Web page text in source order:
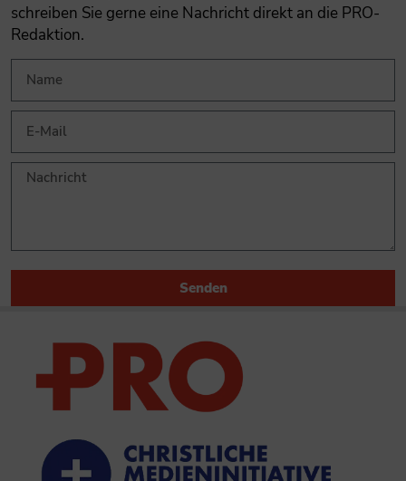
schreiben Sie gerne eine Nachricht direkt an die PRO-
Redaktion.
Senden